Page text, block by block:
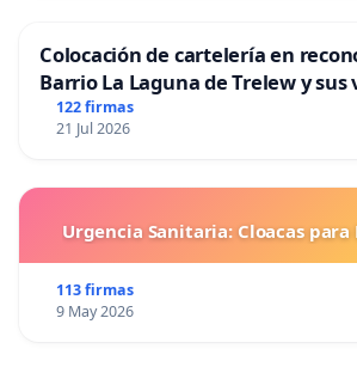
Colocación de cartelería en
Barrio La Laguna de Trelew y sus
122 firmas
21 Jul 2026
Urgencia Sanitaria: Cloacas para
113 firmas
9 May 2026